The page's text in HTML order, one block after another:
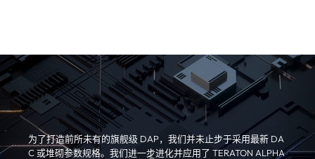
为了打造前所未有的旗舰级 DAP，我们并未止步于采用最新 DA
C 或堆砌参数规格。我们进一步进化并应用了 TERATON ALPHA